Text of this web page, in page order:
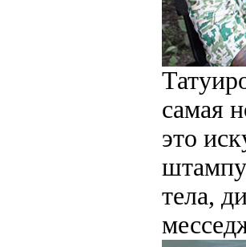
самая
это
тела,